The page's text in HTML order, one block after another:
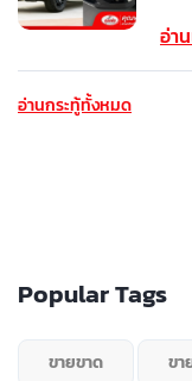
อ่า
อ่านกระทู้ทั้งหมด
Popular Tags
ขายขาด ขา